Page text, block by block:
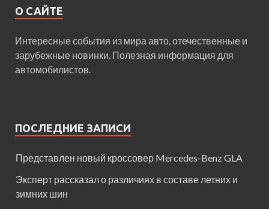
О САЙТЕ
Интересные события из мира авто, отечественные и
зарубежные новинки. Полезная информация для
автомобилистов.
ПОСЛЕДНИЕ ЗАПИСИ
Представлен новый кроссовер Mercedes-Benz GLA
Эксперт рассказал о различиях в составе летних и
зимних шин